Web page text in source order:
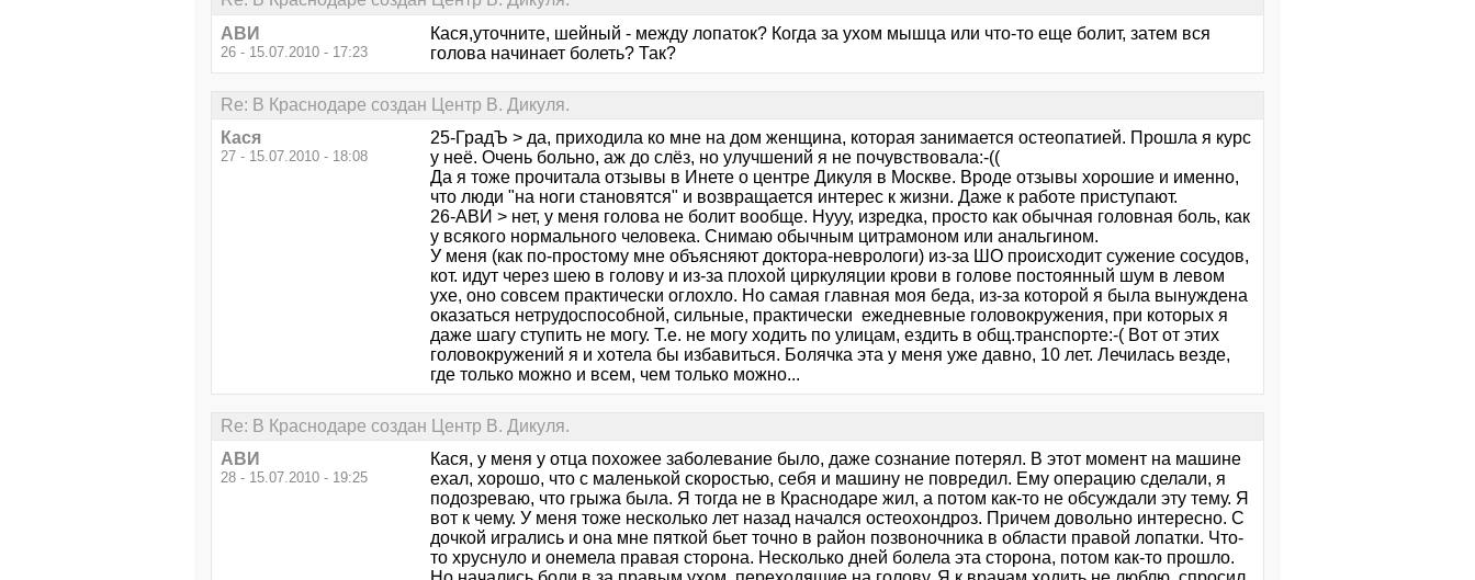
АВИ
26 - 15.07.2010 - 17:23
Кася,уточните, шейный - между лопаток? Когда за ухом мышца или что-то еще болит, затем вся
голова начинает болеть? Так?
Re: В Краснодаре создан Центр В. Дикуля.
Кася
27 - 15.07.2010 - 18:08
25-ГрадЪ > да, приходила ко мне на дом женщина, которая занимается остеопатией. Прошла я курс
у неё. Очень больно, аж до слёз, но улучшений я не почувствовала:-((
Да я тоже прочитала отзывы в Инете о центре Дикуля в Москве. Вроде отзывы хорошие и именно,
что люди "на ноги становятся" и возвращается интерес к жизни. Даже к работе приступают.
26-АВИ > нет, у меня голова не болит вообще. Нууу, изредка, просто как обычная головная боль, как
у всякого нормального человека. Снимаю обычным цитрамоном или анальгином.
У меня (как по-простому мне объясняют доктора-неврологи) из-за ШО происходит сужение сосудов,
кот. идут через шею в голову и из-за плохой циркуляции крови в голове постоянный шум в левом
ухе, оно совсем практически оглохло. Но самая главная моя беда, из-за которой я была вынуждена
оказаться нетрудоспособной, сильные, практически ежедневные головокружения, при которых я
даже шагу ступить не могу. Т.е. не могу ходить по улицам, ездить в общ.транспорте:-( Вот от этих
головокружений я и хотела бы избавиться. Болячка эта у меня уже давно, 10 лет. Лечилась везде,
где только можно и всем, чем только можно...
Re: В Краснодаре создан Центр В. Дикуля.
АВИ
28 - 15.07.2010 - 19:25
Кася, у меня у отца похожее заболевание было, даже сознание потерял. В этот момент на машине
ехал, хорошо, что с маленькой скоростью, себя и машину не повредил. Ему операцию сделали, я
подозреваю, что грыжа была. Я тогда не в Краснодаре жил, а потом как-то не обсуждали эту тему. Я
вот к чему. У меня тоже несколько лет назад начался остеохондроз. Причем довольно интересно. С
дочкой игрались и она мне пяткой бьет точно в район позвоночника в области правой лопатки. Что-
то хруснуло и онемела правая сторона. Несколько дней болела эта сторона, потом как-то прошло.